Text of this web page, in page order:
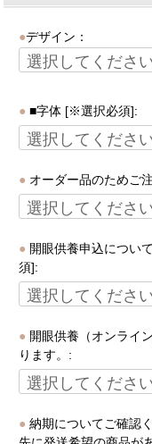
デザイン：
■字体 [※選択必須]:
オーダー品のためご
開眼供養申込につい
須]:
開眼供養（オンライ
ります。:
納期についてご確認